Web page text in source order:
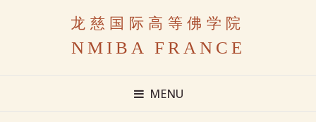
龙慈国际高等佛学院
NMIBA FRANCE
MENU